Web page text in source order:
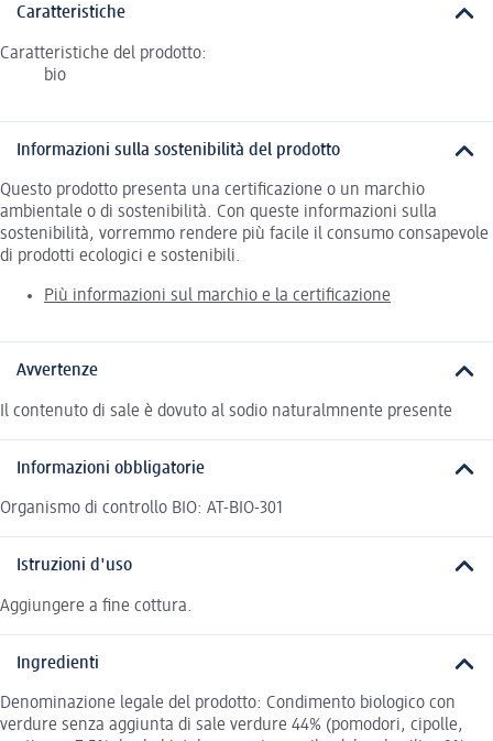
Caratteristiche
Caratteristiche del prodotto:
bio
Informazioni sulla sostenibilità del prodotto
Questo prodotto presenta una certificazione o un marchio
ambientale o di sostenibilità. Con queste informazioni sulla
sostenibilità, vorremmo rendere più facile il consumo consapevole
di prodotti ecologici e sostenibili.
Più informazioni sul marchio e la certificazione
Avvertenze
Il contenuto di sale è dovuto al sodio naturalmnente presente
Informazioni obbligatorie
Organismo di controllo BIO: AT-BIO-301
Istruzioni d'uso
Aggiungere a fine cottura.
Ingredienti
Denominazione legale del prodotto: Condimento biologico con
verdure senza aggiunta di sale verdure 44% (pomodori, cipolle,